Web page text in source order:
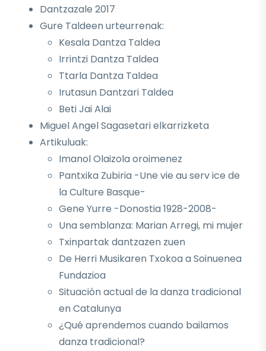
Dantzazale 2017
Gure Taldeen urteurrenak:
Kesala Dantza Taldea
Irrintzi Dantza Taldea
Ttarla Dantza Taldea
Irutasun Dantzari Taldea
Beti Jai Alai
Miguel Angel Sagasetari elkarrizketa
Artikuluak:
Imanol Olaizola oroimenez
Pantxika Zubiria -Une vie au serv ice de
la Culture Basque-
Gene Yurre -Donostia 1928-2008-
Una semblanza: Marian Arregi, mi mujer
Txinpartak dantzazen zuen
De Herri Musikaren Txokoa a Soinuenea
Fundazioa
Situación actual de la danza tradicional
en Catalunya
¿Qué aprendemos cuando bailamos
danza tradicional?